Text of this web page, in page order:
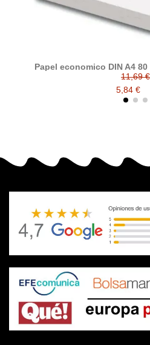
Papel economico DIN A4 80
folios
11,69 €
5,84 €